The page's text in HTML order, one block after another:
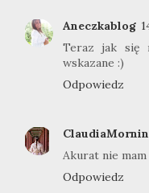
Aneczkablog
Teraz jak się
wskazane :)
Odpowiedz
Akurat nie
Odpowiedz